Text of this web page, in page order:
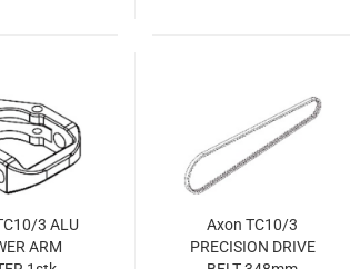
3 ALU
ARM
Axon TC10/3
PRECISION DRIVE